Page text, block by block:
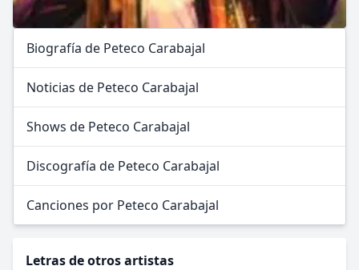
Biografía de Peteco Carabajal
Noticias de Peteco Carabajal
Shows de Peteco Carabajal
Discografía de Peteco Carabajal
Canciones por Peteco Carabajal
Letras de otros artistas